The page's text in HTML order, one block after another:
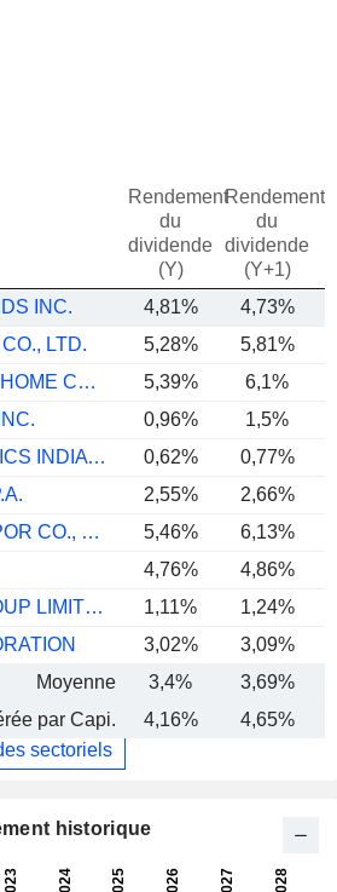
Rendement
du
dividende
(Y)
Rendement
du
dividende
(Y+1)
INC. 4,81% 4,73%
LTD.
5,28% 5,81%
HAIER SMART HOME CO., LTD.
5,39% 6,1%
0,96% 1,5%
LG ELECTRONICS INDIA LIMITED
0,62% 0,77%
2,55% 2,66%
ZHEJIANG SUPOR CO., LTD.
5,46% 6,13%
4,76% 4,86%
BREVILLE GROUP LIMITED
1,11% 1,24%
3,02% 3,09%
Moyenne
3,4% 3,69%
par Capi.
4,16% 4,65%
sectoriels
historique